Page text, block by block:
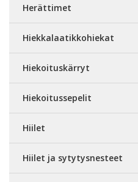
Herättimet
Hiekkalaatikkohiekat
Hiekoituskärryt
Hiekoitussepelit
Hiilet
Hiilet ja sytytysnesteet